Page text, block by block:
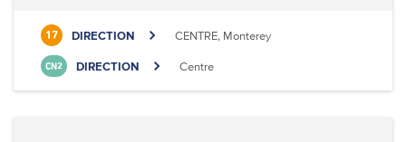
17 DIRECTION CENTRE, Monterey
CN2 DIRECTION Centre